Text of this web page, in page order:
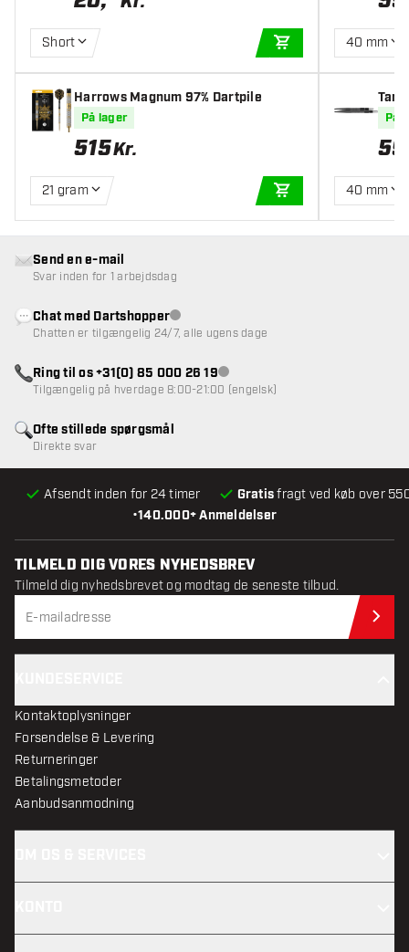
Short
TILFØJ TIL KURV
Harrows Magnum 97% Dartpile
På lager
515Kr.
21 gram
TILFØJ TIL KURV
40 mm
På
59
40 mm
•140.000+ Anmeldelser
Afsendt inden for 24 timer Gratisfragt ved køb over
Ofte stillede spørgsmål
Direkte svar
Send en e-mail
Svar inden for 1 arbejdsdag
Chat med DartshopperKundeservice ikke tilgængelig
Chatten er tilgængelig 24/7, alle ugens dage
Ring til os +31(0) 85 000 26 19Kundeservice ikke tilgængelig
Tilgængelig på hverdage 8:00-21:00 (engelsk)
TILMELD DIG VORES NYHEDSBREV
Tilmeld dig nyhedsbrevet og modtag de seneste tilbud.
Kontaktoplysninger
Forsendelse & Levering
Returneringer
Betalingsmetoder
Aanbudsanmodning